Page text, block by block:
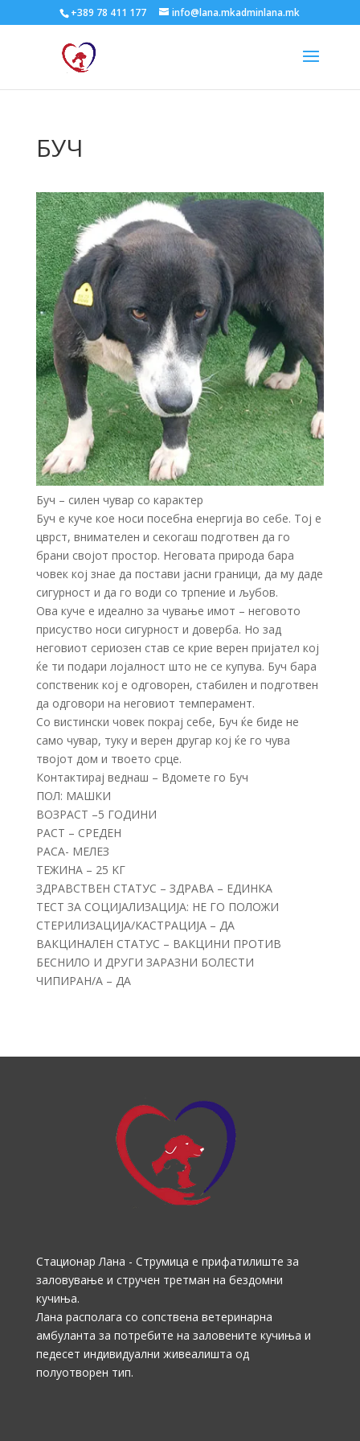
+389 78 411 177 info@lana.mkadminlana.mk
БУЧ
Буч – силен чувар со карактер
Буч е куче кое носи посебна енергија во себе. Тој е
цврст, внимателен и секогаш подготвен да го
брани својот простор. Неговата природа бара
човек кој знае да постави јасни граници, да му даде
сигурност и да го води со трпение и љубов.
Ова куче е идеално за чување имот – неговото
присуство носи сигурност и доверба. Но зад
неговиот сериозен став се крие верен пријател кој
ќе ти подари лојалност што не се купува. Буч бара
сопственик кој е одговорен, стабилен и подготвен
да одговори на неговиот темперамент.
Со вистински човек покрај себе, Буч ќе биде не
само чувар, туку и верен другар кој ќе го чува
твојот дом и твоето срце.
Контактирај веднаш – Вдомете го Буч
ПОЛ: MAШКИ
ВОЗРАСТ –5 ГОДИНИ
РАСТ – СРЕДЕН
РАСА- МЕЛЕЗ
ТЕЖИНА – 25 KГ
ЗДРАВСТВЕН СТАТУС – ЗДРАВА – ЕДИНКА
ТЕСТ ЗА СОЦИЈАЛИЗАЦИЈА: НЕ ГО ПОЛОЖИ
СТЕРИЛИЗАЦИЈА/КАСТРАЦИЈА – ДА
ВАКЦИНАЛЕН СТАТУС – ВАКЦИНИ ПРОТИВ
БЕСНИЛО И ДРУГИ ЗАРАЗНИ БОЛЕСТИ
ЧИПИРАН/А – ДА
Стационар Лана - Струмица е прифатилиште за
заловување и стручен третман на бездомни
кучиња.
Лана располага со сопствена ветеринарна
амбуланта за потребите на заловените кучиња и
педесет индивидуални живеалишта од
полуотворен тип.